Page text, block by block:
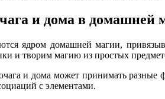
и дома в домашней
ядром домашней магии,
и творим магию из простых
и дома может принимать разные
с элементами.